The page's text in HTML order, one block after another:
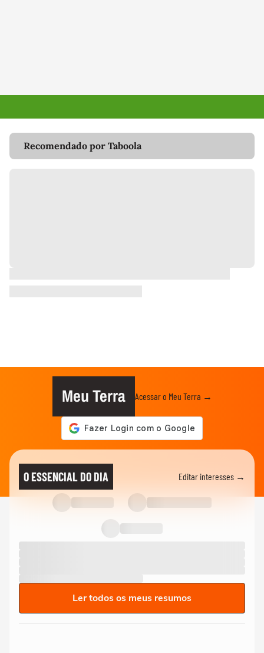
Recomendado por Taboola
Meu Terra Acessar o Meu Terra →
O ESSENCIAL DO DIA Editar interesses →
Ler todos os meus resumos